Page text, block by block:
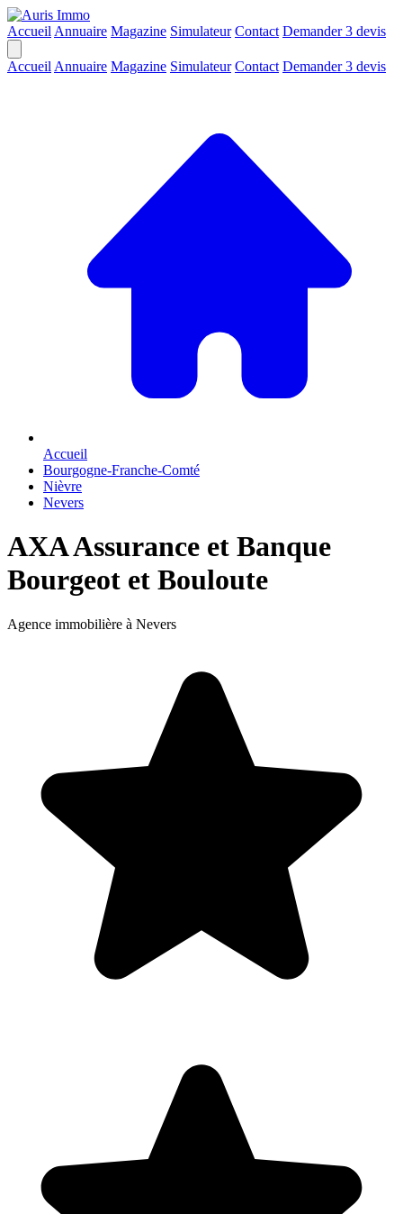
Accueil Annuaire Magazine Simulateur Contact Demander 3 devis
Accueil Annuaire Magazine Simulateur Contact Demander 3 devis
Accueil
Bourgogne-Franche-Comté
Nièvre
Nevers
AXA Assurance et Banque
Bourgeot et Bouloute
Agence immobilière à Nevers